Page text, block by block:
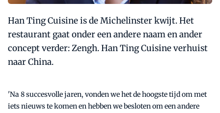
Han Ting Cuisine is de Michelinster kwijt. Het
restaurant gaat onder een andere naam en ander
concept verder: Zengh. Han Ting Cuisine verhuist
naar China.
'Na 8 succesvolle jaren, vonden we het de hoogste tijd om met
iets nieuws te komen en hebben we besloten om een andere